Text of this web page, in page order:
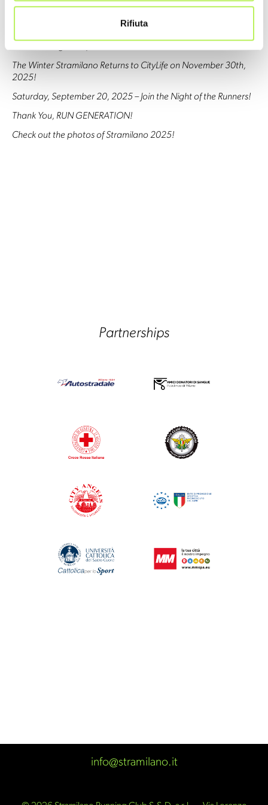
Rifiuta
The Winter Stramilano Returns to CityLife on November 30th,
2025!
Saturday, September 20, 2025 – Join the Night of the Runners!
Thank You, RUN GENERATION!
Check out the photos of Stramilano 2025!
Partnerships
info@stramilano.it